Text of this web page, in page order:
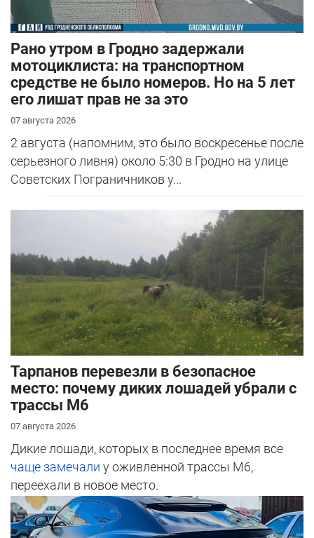
Рано утром в Гродно задержали
мотоциклиста: на транспортном
средстве не было номеров. Но на 5 лет
его лишат прав не за это
07 августа 2026
2 августа (напомним, это было воскресенье после
серьезного ливня) около 5:30 в Гродно на улице
Советских Пограничников у...
Тарпанов перевезли в безопасное
место: почему диких лошадей убрали с
трассы М6
07 августа 2026
Дикие лошади, которых в последнее время все
чаще замечали у оживленной трассы М6,
переехали в новое место.